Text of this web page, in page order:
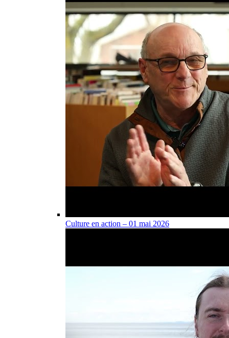
Culture en action – 01 mai 2026